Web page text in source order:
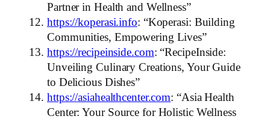
Partner in Health and Wellness”
https://koperasi.info: “Koperasi: Building
Communities, Empowering Lives”
https://recipeinside.com: “RecipeInside:
Unveiling Culinary Creations, Your Guide
to Delicious Dishes”
https://asiahealthcenter.com: “Asia Health
Center: Your Source for Holistic Wellness